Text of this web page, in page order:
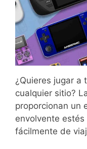
¿Quieres jugar a
cualquier sitio?
proporcionan un
envolvente
fácilmente de